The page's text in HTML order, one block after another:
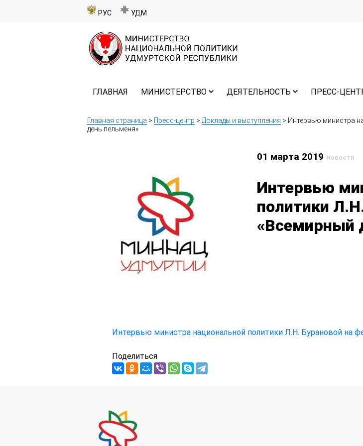
РУС УДМ
ГЛАВНАЯ МИНИСТЕРСТВО ДЕЯТЕЛЬНОСТЬ ПРЕСС-
Главная страница > Пресс-центр > Доклады и выступления > Интервью министра
день пельменя»
01 марта 2019 Новости
Интервью
политики
«Всемирный
Интервью министра национальной политики Л.Н. Бурановой на
Поделиться